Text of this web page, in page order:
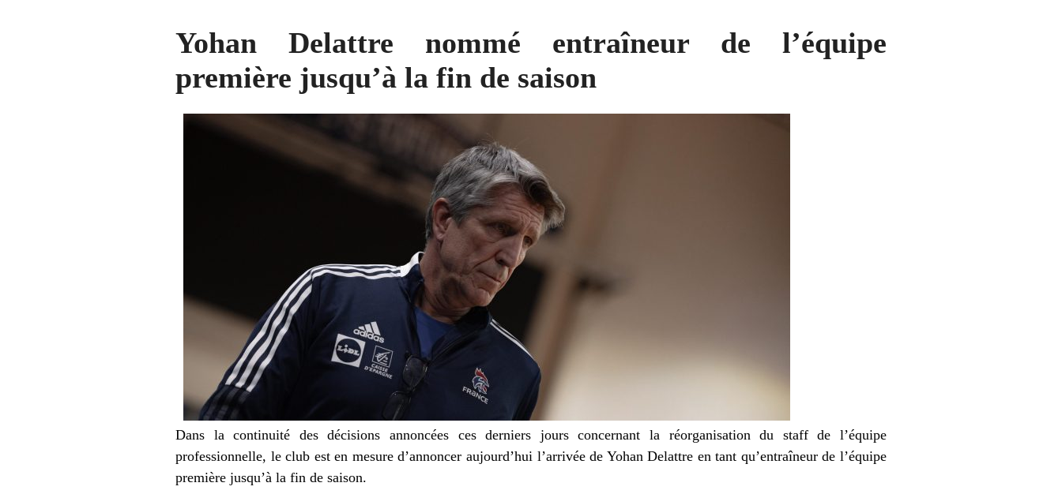
Yohan Delattre nommé entraîneur de l’équipe
première jusqu’à la fin de saison
Dans la continuité des décisions annoncées ces derniers jours concernant la réorganisation du staff de l’équipe
professionnelle, le club est en mesure d’annoncer aujourd’hui l’arrivée de Yohan Delattre en tant qu’entraîneur de l’équipe
première jusqu’à la fin de saison.